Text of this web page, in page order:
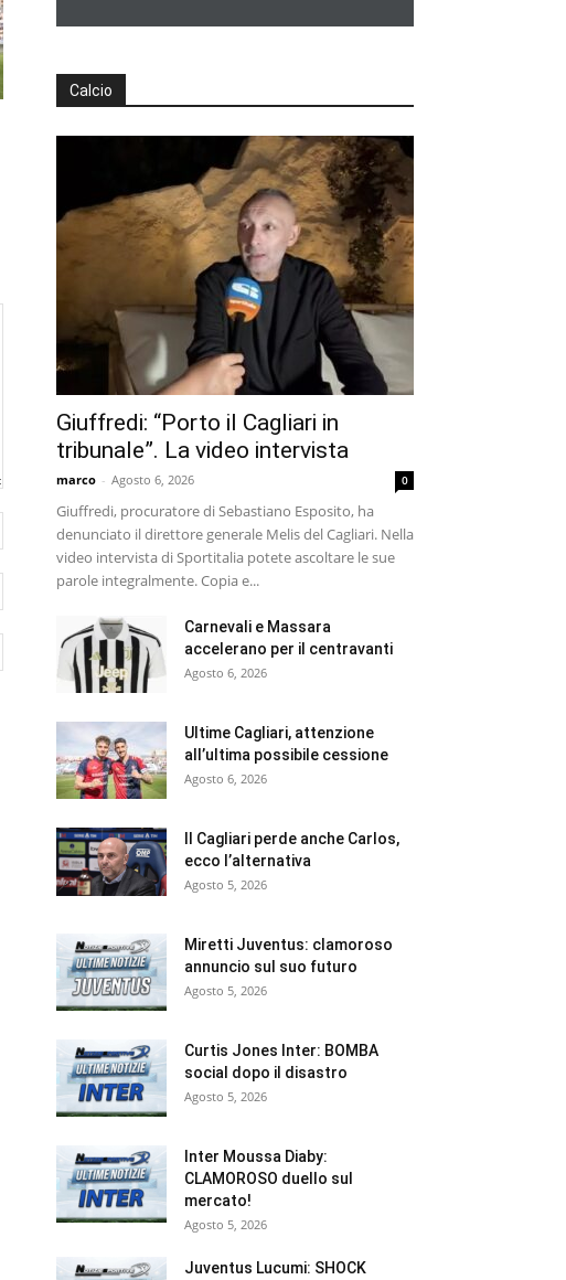
Calcio
Giuffredi: “Porto il Cagliari in
tribunale”. La video intervista
marco - Agosto 6, 2026 0
Giuffredi, procuratore di Sebastiano Esposito, ha
denunciato il direttore generale Melis del Cagliari. Nella
video intervista di Sportitalia potete ascoltare le sue
parole integralmente. Copia e...
Carnevali e Massara
accelerano per il centravanti
Agosto 6, 2026
Ultime Cagliari, attenzione
all’ultima possibile cessione
Agosto 6, 2026
Il Cagliari perde anche Carlos,
ecco l’alternativa
Agosto 5, 2026
Miretti Juventus: clamoroso
annuncio sul suo futuro
Agosto 5, 2026
Curtis Jones Inter: BOMBA
social dopo il disastro
Agosto 5, 2026
Inter Moussa Diaby:
CLAMOROSO duello sul
mercato!
Agosto 5, 2026
Juventus Lucumi: SHOCK